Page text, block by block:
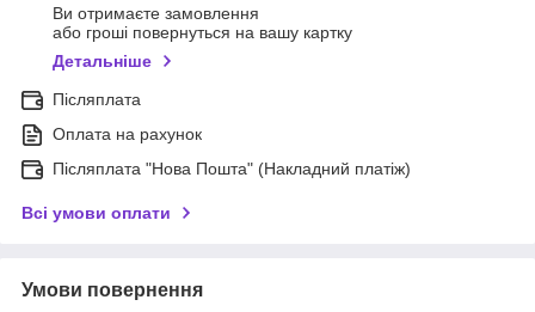
Ви отримаєте замовлення
або гроші повернуться на вашу картку
Детальніше
Післяплата
Оплата на рахунок
Післяплата "Нова Пошта" (Накладний платіж)
Всі умови оплати
Умови повернення